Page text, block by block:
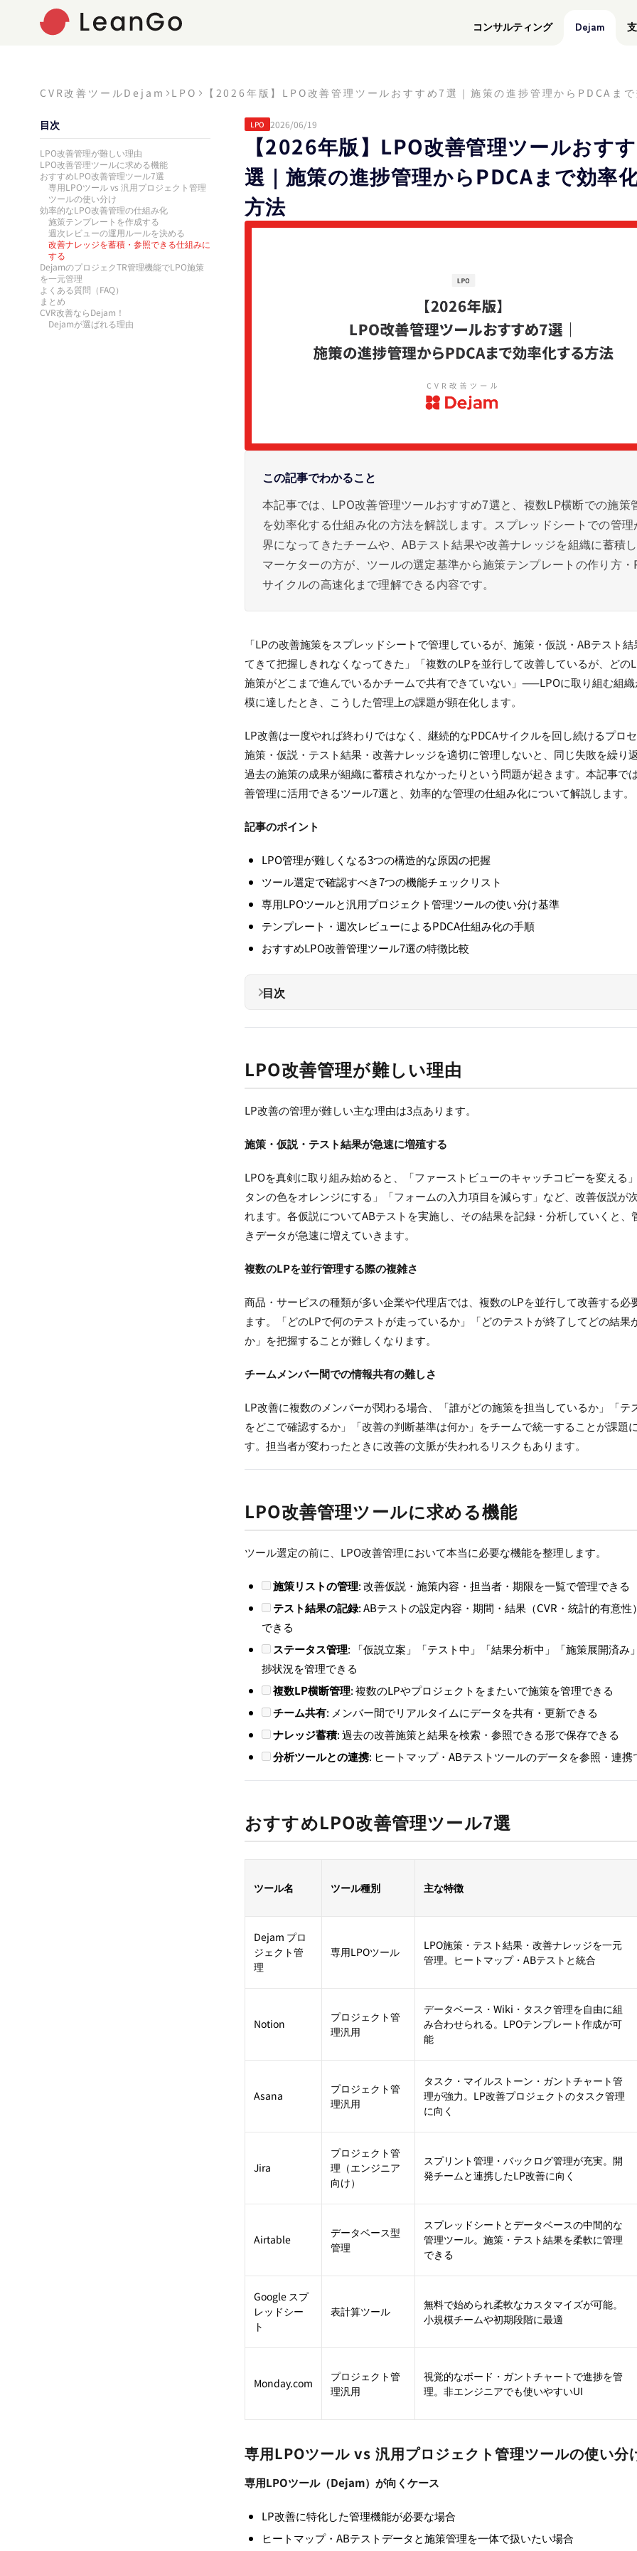
コンサルティング Dejam
CVR改善ツールDejam LPO 【2026年版】LPO改善管理ツールおすすめ7選｜施策の進捗管理からPDCAま
目次
LPO改善管理が難しい理由
LPO改善管理ツールに求める機能
おすすめLPO改善管理ツール7選
専用LPOツール vs 汎用プロジェクト管理
ツールの使い分け
効率的なLPO改善管理の仕組み化
施策テンプレートを作成する
週次レビューの運用ルールを決める
改善ナレッジを蓄積・参照できる仕組みに
する
DejamのプロジェクTR管理機能でLPO施策
を一元管理
よくある質問（FAQ）
まとめ
CVR改善ならDejam！
Dejamが選ばれる理由
LPO 2026/06/19
【2026年版】LPO改善管理ツールおす
選｜施策の進捗管理からPDCAまで効率
方法
この記事でわかること
本記事では、LPO改善管理ツールおすすめ7選と、複数LP横断での施策
を効率化する仕組み化の方法を解説します。スプレッドシートでの管理
界になってきたチームや、ABテスト結果や改善ナレッジを組織に蓄積
マーケターの方が、ツールの選定基準から施策テンプレートの作り方・
サイクルの高速化まで理解できる内容です。
「LPの改善施策をスプレッドシートで管理しているが、施策・仮説・ABテスト結
てきて把握しきれなくなってきた」「複数のLPを並行して改善しているが、どの
施策がどこまで進んでいるかチームで共有できていない」——LPOに取り組む組
模に達したとき、こうした管理上の課題が顕在化します。
LP改善は一度やれば終わりではなく、継続的なPDCAサイクルを回し続けるプロセ
施策・仮説・テスト結果・改善ナレッジを適切に管理しないと、同じ失敗を繰り返
過去の施策の成果が組織に蓄積されなかったりという問題が起きます。本記事で
善管理に活用できるツール7選と、効率的な管理の仕組み化について解説します。
記事のポイント
LPO管理が難しくなる3つの構造的な原因の把握
ツール選定で確認すべき7つの機能チェックリスト
専用LPOツールと汎用プロジェクト管理ツールの使い分け基準
テンプレート・週次レビューによるPDCA仕組み化の手順
おすすめLPO改善管理ツール7選の特徴比較
目次
LPO改善管理が難しい理由
LP改善の管理が難しい主な理由は3点あります。
施策・仮説・テスト結果が急速に増殖する
LPOを真剣に取り組み始めると、「ファーストビューのキャッチコピーを変える
タンの色をオレンジにする」「フォームの入力項目を減らす」など、改善仮説が
れます。各仮説についてABテストを実施し、その結果を記録・分析していくと、
きデータが急速に増えていきます。
複数のLPを並行管理する際の複雑さ
商品・サービスの種類が多い企業や代理店では、複数のLPを並行して改善する必
ます。「どのLPで何のテストが走っているか」「どのテストが終了してどの結果
か」を把握することが難しくなります。
チームメンバー間での情報共有の難しさ
LP改善に複数のメンバーが関わる場合、「誰がどの施策を担当しているか」「テ
をどこで確認するか」「改善の判断基準は何か」をチームで統一することが課題
す。担当者が変わったときに改善の文脈が失われるリスクもあります。
LPO改善管理ツールに求める機能
ツール選定の前に、LPO改善管理において本当に必要な機能を整理します。
施策リストの管理: 改善仮説・施策内容・担当者・期限を一覧で管理できる
テスト結果の記録: ABテストの設定内容・期間・結果（CVR・統計的有意性
できる
ステータス管理: 「仮説立案」「テスト中」「結果分析中」「施策展開済み
捗状況を管理できる
複数LP横断管理: 複数のLPやプロジェクトをまたいで施策を管理できる
チーム共有: メンバー間でリアルタイムにデータを共有・更新できる
ナレッジ蓄積: 過去の改善施策と結果を検索・参照できる形で保存できる
分析ツールとの連携: ヒートマップ・ABテストツールのデータを参照・連携
おすすめLPO改善管理ツール7選
ツール名 ツール種別 主な特徴
Dejam プロ
ジェクト管
理
専用LPOツール
LPO施策・テスト結果・改善ナレッジを一元
管理。ヒートマップ・ABテストと統合
Notion
プロジェクト管
理汎用
データベース・Wiki・タスク管理を自由に組
み合わせられる。LPOテンプレート作成が可
能
Asana
プロジェクト管
理汎用
タスク・マイルストーン・ガントチャート管
理が強力。LP改善プロジェクトのタスク管理
に向く
Jira
プロジェクト管
理（エンジニア
向け）
スプリント管理・バックログ管理が充実。開
発チームと連携したLP改善に向く
Airtable
データベース型
管理
スプレッドシートとデータベースの中間的な
管理ツール。施策・テスト結果を柔軟に管理
できる
Google スプ
レッドシー
ト
表計算ツール
無料で始められ柔軟なカスタマイズが可能。
小規模チームや初期段階に最適
Monday.com
プロジェクト管
理汎用
視覚的なボード・ガントチャートで進捗を管
理。非エンジニアでも使いやすいUI
専用LPOツール vs 汎用プロジェクト管理ツールの使い分
専用LPOツール（Dejam）が向くケース
LP改善に特化した管理機能が必要な場合
ヒートマップ・ABテストデータと施策管理を一体で扱いたい場合